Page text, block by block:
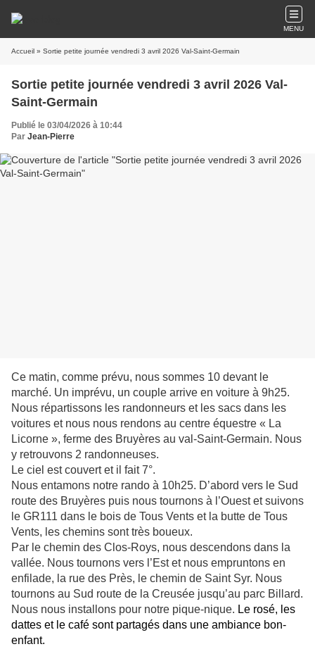
MENU
Accueil » Sortie petite journée vendredi 3 avril 2026 Val-Saint-Germain
Sortie petite journée vendredi 3 avril 2026 Val-
Saint-Germain
Publié le 03/04/2026 à 10:44
Par Jean-Pierre
Ce matin, comme prévu, nous sommes 10 devant le
marché. Un imprévu, un couple arrive en voiture à 9h25.
Nous répartissons les randonneurs et les sacs dans les
voitures et nous nous rendons au centre équestre « La
Licorne », ferme des Bruyères au val-Saint-Germain. Nous
y retrouvons 2 randonneuses.
Le ciel est couvert et il fait 7°.
Nous entamons notre rando à 10h25. D’abord vers le Sud
route des Bruyères puis nous tournons à l’Ouest et suivons
le GR111 dans le bois de Tous Vents et la butte de Tous
Vents, les chemins sont très boueux.
Par le chemin des Clos-Roys, nous descendons dans la
vallée. Nous tournons vers l’Est et nous empruntons en
enfilade, la rue des Près, le chemin de Saint Syr. Nous
tournons au Sud route de la Creusée jusqu’au parc Billard.
Nous nous installons pour notre pique-nique. Le rosé, les
dattes et le café sont partagés dans une ambiance bon-
enfant.